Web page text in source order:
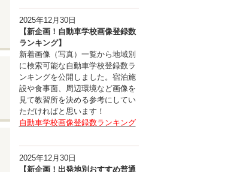
2025年12月30日
【新企画！自動車学校画像登録数
ランキング】
新着画像（写真）一覧から地域別
に検索可能な自動車学校登録数ラ
ンキングを公開しました。宿泊施
設や食事面、周辺環境など画像を
見て教習所を決める参考にしてい
ただければと思います！
自動車学校画像登録数ランキング
2025年12月30日
【新企画！出発地別おすすめ普通